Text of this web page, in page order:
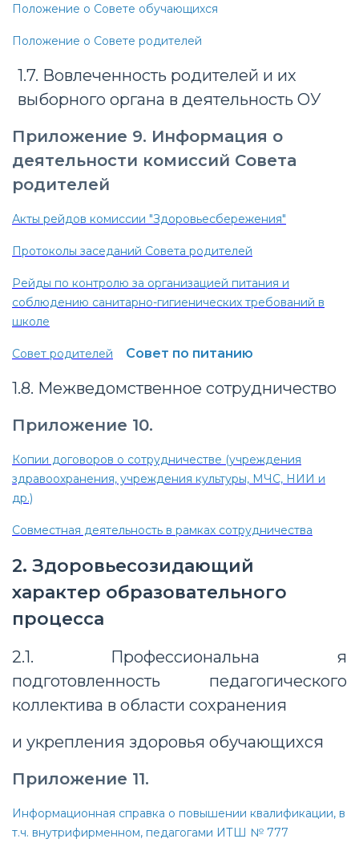
Положение о Совете обучающихся
Положение о Совете родителей
1.7. Вовлеченность родителей и их
выборного органа в деятельность ОУ
Приложение 9. Информация о
деятельности комиссий Совета
родителей
Акты рейдов комиссии "Здоровьесбережения"
Протоколы заседаний Совета родителей
Рейды по контролю за организацией питания и
соблюдению санитарно-гигиенических требований в
школе
Совет родителей Совет по питанию
1.8. Межведомственное сотрудничество
Приложение 10.
Копии договоров о сотрудничестве (учреждения
здравоохранения, учреждения культуры, МЧС, НИИ и
др.)
Совместная деятельность в рамках сотрудничества
2. Здоровьесозидающий
характер образовательного
процесса
2.1. Профессиональна я
подготовленность педагогического
коллектива в области сохранения
и укрепления здоровья обучающихся
Приложение 11.
Информационная справка о повышении квалификации, в
т.ч. внутрифирменном, педагогами ИТШ № 777